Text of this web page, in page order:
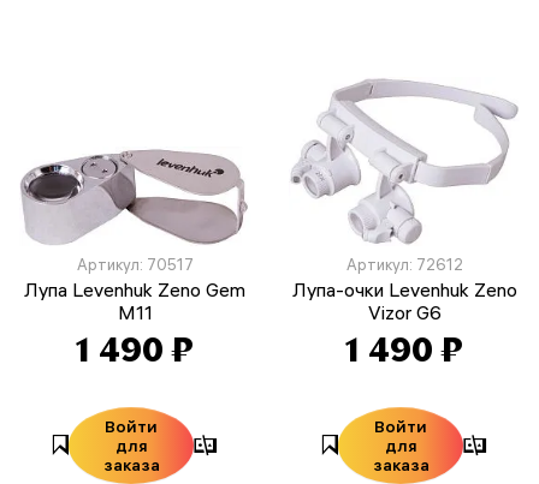
Артикул: 70517
Лупа Levenhuk Zeno Gem
M11
1 490 ₽
Войти
для
заказа
Артикул: 72612
Лупа-очки Levenhuk Zeno
Vizor G6
1 490 ₽
Войти
для
заказа